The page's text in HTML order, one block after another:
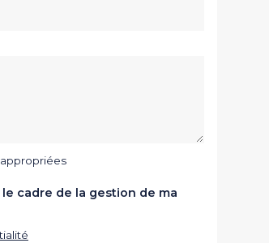
cadre de la gestion de ma